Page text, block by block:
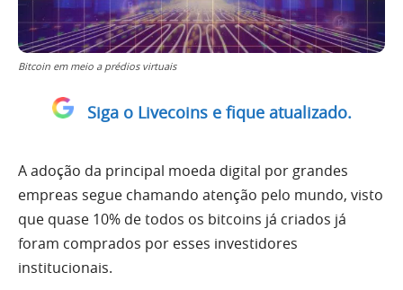
Bitcoin em meio a prédios virtuais
Siga o Livecoins e fique atualizado.
A adoção da principal moeda digital por grandes
empreas segue chamando atenção pelo mundo, visto
que quase 10% de todos os bitcoins já criados já
foram comprados por esses investidores
institucionais.